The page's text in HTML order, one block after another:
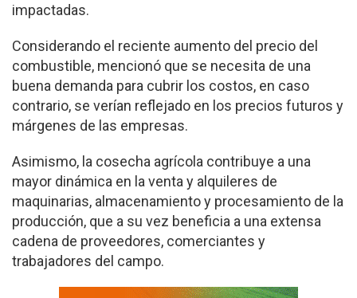
impactadas.
Considerando el reciente aumento del precio del
combustible, mencionó que se necesita de una
buena demanda para cubrir los costos, en caso
contrario, se verían reflejado en los precios futuros y
márgenes de las empresas.
Asimismo, la cosecha agrícola contribuye a una
mayor dinámica en la venta y alquileres de
maquinarias, almacenamiento y procesamiento de la
producción, que a su vez beneficia a una extensa
cadena de proveedores, comerciantes y
trabajadores del campo.